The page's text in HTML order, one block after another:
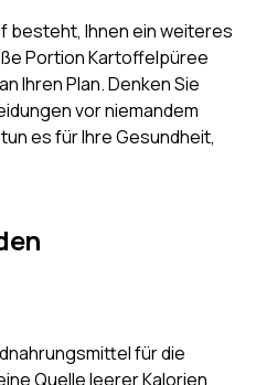
besteht, Ihnen ein weiteres
Portion Kartoffelpüree
Ihren Plan. Denken Sie
vor niemandem
es für Ihre Gesundheit,
für die
Quelle leerer Kalorien